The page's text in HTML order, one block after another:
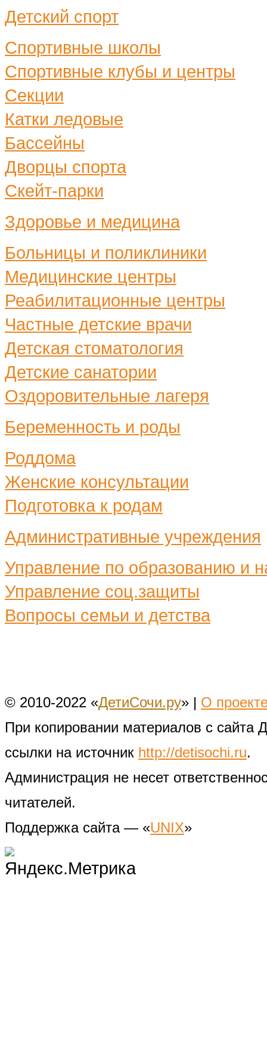
Детский спорт
Спортивные школы
Спортивные клубы и центры
Секции
Катки ледовые
Бассейны
Дворцы спорта
Скейт-парки
Здоровье и медицина
Больницы и поликлиники
Медицинские центры
Реабилитационные центры
Частные детские врачи
Детская стоматология
Детские санатории
Оздоровительные лагеря
Беременность и роды
Роддома
Женские консультации
Подготовка к родам
Административные учреждения
Управление по образованию и
Управление соц.защиты
Вопросы семьи и детства
© 2010-2022 «ДетиСочи.ру» | О
При копировании материалов с сайта
ссылки на источник http://detisochi.ru.
Администрация не несет
читателей.
Поддержка сайта — «UNIX»